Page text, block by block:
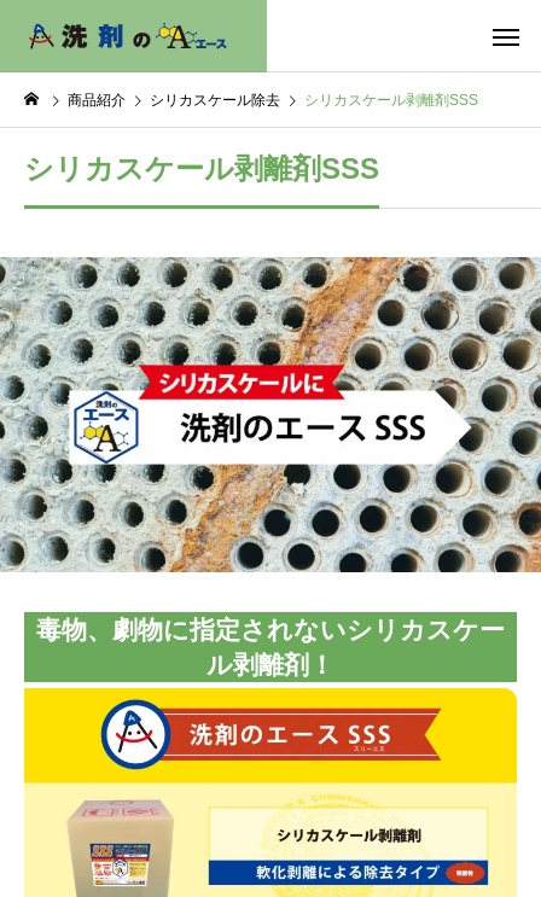
商品紹介 シリカスケール除去 シリカスケール剥離剤SSS
シリカスケール剥離剤SSS
毒物、劇物に指定されないシリカスケー
ル剥離剤 ！